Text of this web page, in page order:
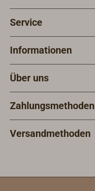
versehen.Lieferb
are Farben: weiß
oder navyblue.
Service
Informationen
Über uns
Zahlungsmethoden
Versandmethoden